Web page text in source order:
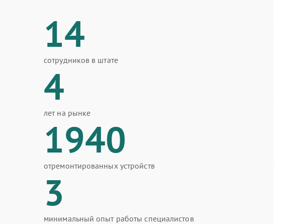
14
сотрудников в штате
4
лет на рынке
1940
отремонтированных устройств
3
минимальный опыт работы специалистов